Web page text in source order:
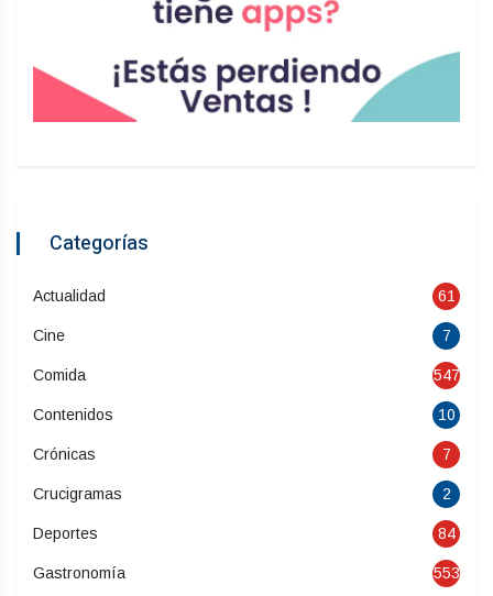
Categorías
Actualidad 61
Cine 7
Comida 547
Contenidos 10
Crónicas 7
Crucigramas 2
Deportes 84
Gastronomía 553